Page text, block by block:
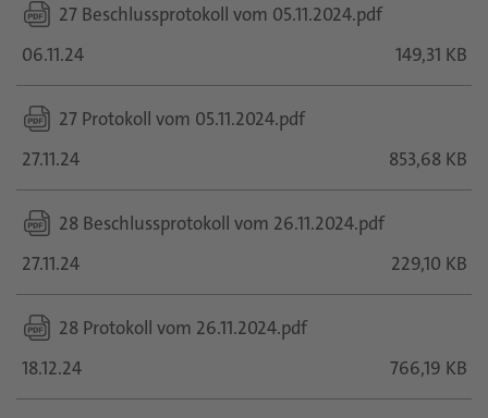
27 Beschlussprotokoll vom 05.11.2024.pdf
06.11.24
149,31 KB
27 Protokoll vom 05.11.2024.pdf
27.11.24
853,68 KB
28 Beschlussprotokoll vom 26.11.2024.pdf
27.11.24
229,10 KB
28 Protokoll vom 26.11.2024.pdf
18.12.24
766,19 KB